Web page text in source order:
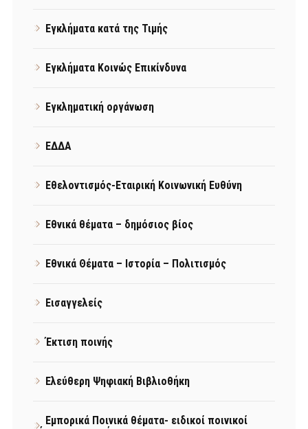
Εγκλήματα κατά της Τιμής
Εγκλήματα Κοινώς Επικίνδυνα
Εγκληματική οργάνωση
ΕΔΔΑ
Εθελοντισμός-Εταιρική Κοινωνική Ευθύνη
Εθνικά θέματα – δημόσιος βίος
Εθνικά Θέματα – Ιστορία – Πολιτισμός
Εισαγγελείς
Έκτιση ποινής
Ελεύθερη Ψηφιακή Βιβλιοθήκη
Εμπορικά Ποινικά θέματα- ειδικοί ποινικοί